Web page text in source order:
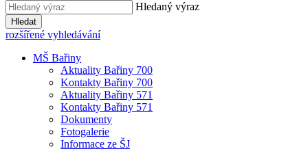
Hledaný výraz
Hledat
rozšířené vyhledávání
MŠ Bařiny
Aktuality Bařiny 700
Kontakty Bařiny 700
Aktuality Bařiny 571
Kontakty Bařiny 571
Dokumenty
Fotogalerie
Informace ze ŠJ